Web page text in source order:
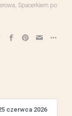
Spacerkiem po
czerwca 2026